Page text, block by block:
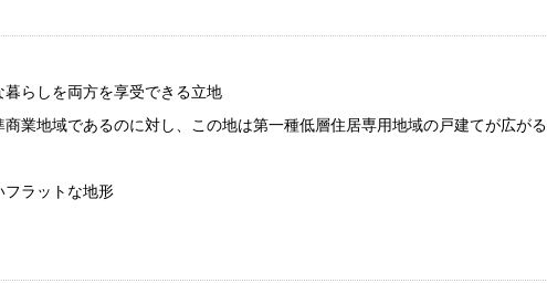
らしを両方を享受できる立地
業地域であるのに対し、この地は第一種低層住居専用地域の戸建てが広がる
フラットな地形